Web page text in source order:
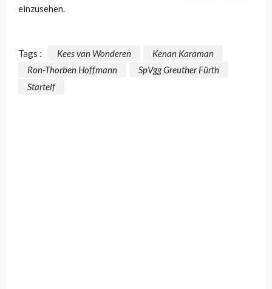
einzusehen.
Tags : Kees van Wonderen
Kenan Karaman
Ron-Thorben Hoffmann
SpVgg Greuther Fürth
Startelf